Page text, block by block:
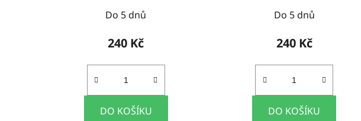
Do 5 dnů
240 Kč
DO KOŠÍKU
Do 5 dnů
240 Kč
DO KOŠÍKU